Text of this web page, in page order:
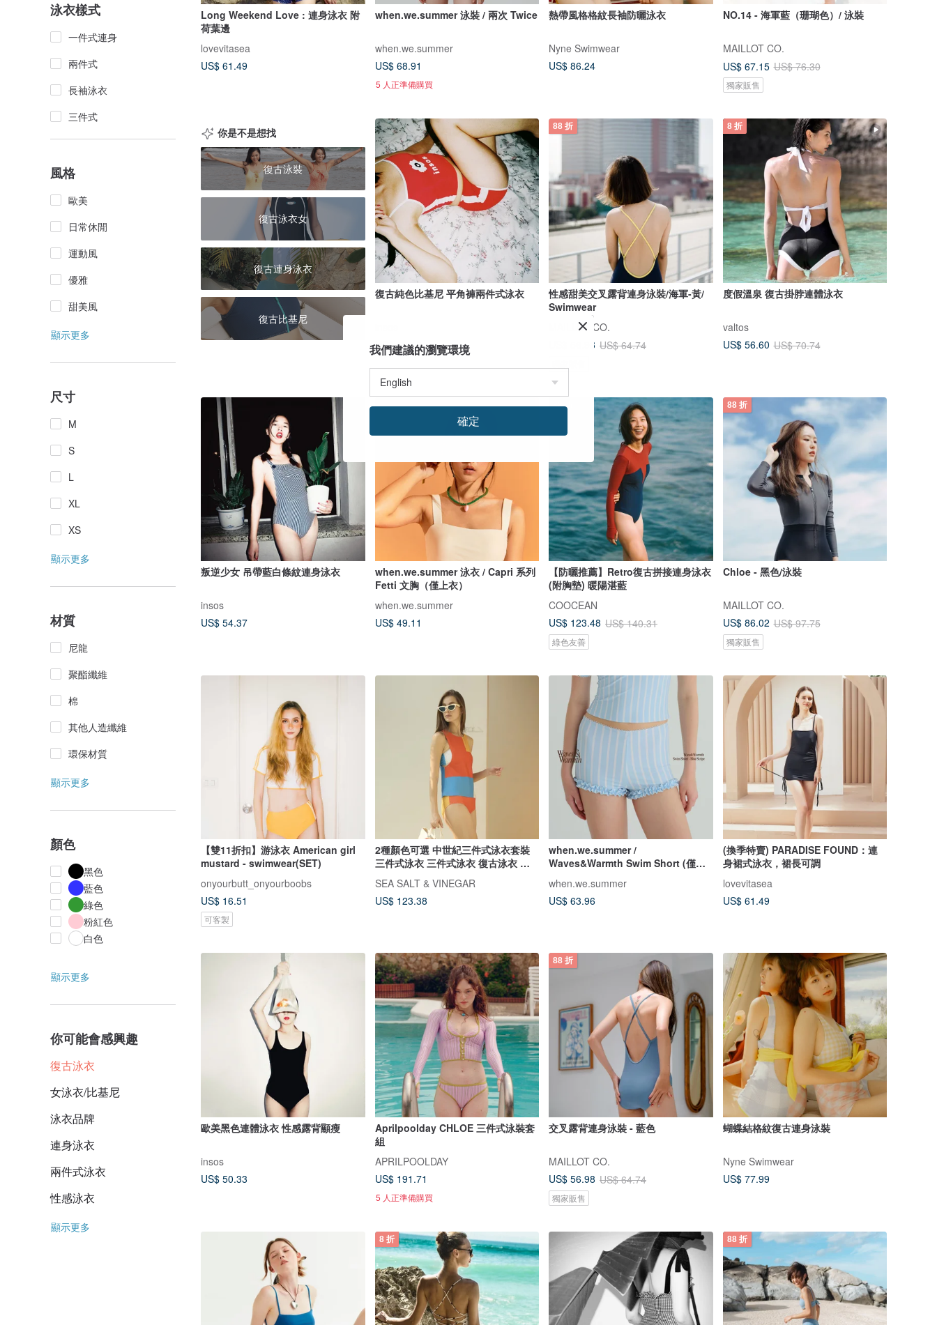
泳衣樣式
一件式連身
兩件式
長袖泳衣
三件式
風格
歐美
日常休閒
運動風
優雅
甜美風
顯示更多
尺寸
M
S
L
XL
XS
顯示更多
材質
尼龍
聚酯纖維
棉
其他人造纖維
環保材質
顯示更多
顏色
黑色
藍色
綠色
粉紅色
白色
顯示更多
你可能會感興趣
復古泳衣
女泳衣/比基尼
泳衣品牌
連身泳衣
兩件式泳衣
性感泳衣
顯示更多
Long Weekend Love : 連身泳衣 附
荷葉邊
lovevitasea
US$ 61.49
when.we.summer 泳裝 / 兩次 Twice
when.we.summer
US$ 68.91
5 人正準備購買
熱帶風格格紋長袖防曬泳衣
Nyne Swimwear
US$ 86.24
NO.14 - 海軍藍（珊瑚色）/ 泳裝
MAILLOT CO.
US$ 67.15 US$ 76.30
獨家販售
你是不是想找
復古泳裝
復古泳衣女
復古連身泳衣
復古比基尼
復古純色比基尼 平角褲兩件式泳衣
US$ 52.15
88 折
性感甜美交叉露背連身泳裝/海軍-黃/
Swimwear
MAILLOT CO.
US$ 56.98 US$ 64.74
8 折
度假溫泉 復古掛脖連體泳衣
valtos
US$ 56.60 US$ 70.74
叛逆少女 吊帶藍白條紋連身泳衣
insos
US$ 54.37
when.we.summer 泳衣 / Capri 系列
Fetti 文胸（僅上衣）
when.we.summer
US$ 49.11
88 折
【防曬推薦】Retro復古拼接連身泳衣
(附胸墊) 暖陽湛藍
COOCEAN
US$ 123.48 US$ 140.31
綠色友善
88 折
Chloe - 黑色/泳裝
MAILLOT CO.
US$ 86.02 US$ 97.75
獨家販售
【雙11折扣】游泳衣 American girl
mustard - swimwear(SET)
onyourbutt_onyourboobs
US$ 16.51
可客製
2種顏色可選 中世紀三件式泳衣套裝
三件式泳衣 三件式泳衣 復古泳衣 泰
式泳衣
SEA SALT & VINEGAR
US$ 123.38
when.we.summer /
Waves&Warmth Swim Short (僅褲
裝)
when.we.summer
US$ 63.96
(換季特賣) PARADISE FOUND：連
身裙式泳衣，裙長可調
lovevitasea
US$ 61.49
歐美黑色連體泳衣 性感露背顯瘦
insos
US$ 50.33
Aprilpoolday CHLOE 三件式泳裝套
組
APRILPOOLDAY
US$ 191.71
5 人正準備購買
88 折
交叉露背連身泳裝 - 藍色
MAILLOT CO.
US$ 56.98 US$ 64.74
獨家販售
蝴蝶結格紋復古連身泳裝
Nyne Swimwear
US$ 77.99
8 折 88 折
我們建議的瀏覽環境
確定